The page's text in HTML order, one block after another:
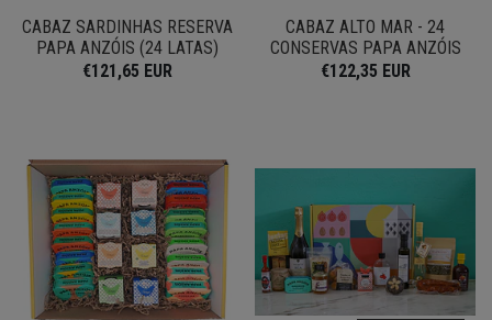
CABAZ SARDINHAS RESERVA
PAPA ANZÓIS (24 LATAS)
€121,65 EUR
CABAZ ALTO MAR - 24
CONSERVAS PAPA ANZÓIS
€122,35 EUR